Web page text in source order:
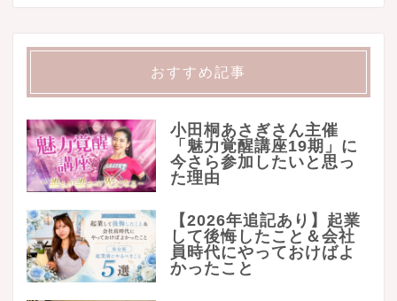
おすすめ記事
小田桐あさぎさん主催
「魅力覚醒講座19期」に
今さら参加したいと思っ
た理由
【2026年追記あり】起業
して後悔したこと＆会社
員時代にやっておけばよ
かったこと